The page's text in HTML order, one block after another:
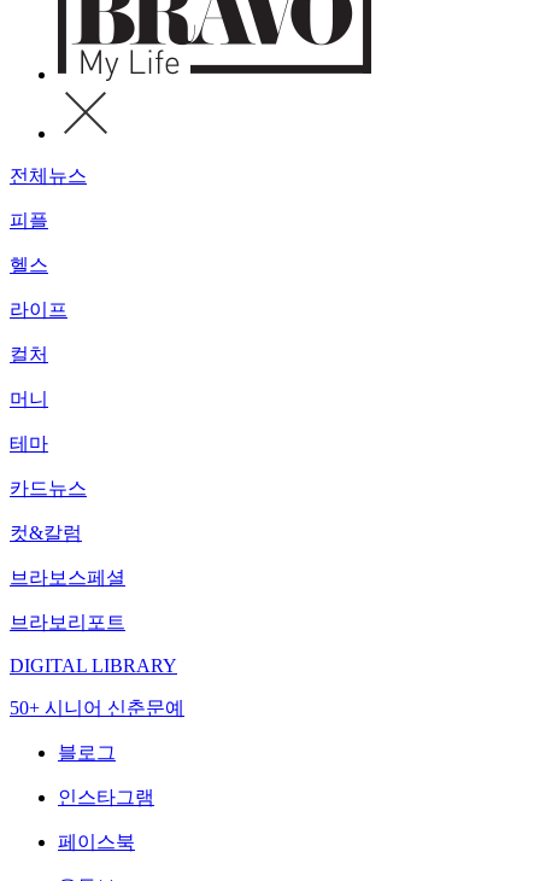
전체뉴스
피플
헬스
라이프
컬처
머니
테마
카드뉴스
컷&칼럼
브라보스페셜
브라보리포트
DIGITAL LIBRARY
50+ 시니어 신춘문예
블로그
인스타그램
페이스북